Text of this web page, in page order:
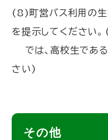
(8)町営バス利用の生
を提示してください
では、高校生であ
さい)
その他